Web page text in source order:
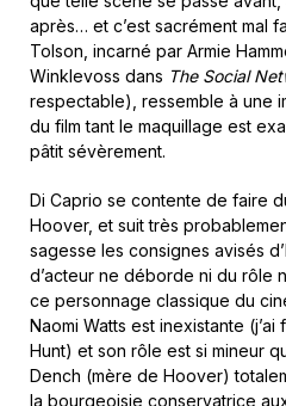
après… et c’est sacrément mal
Tolson, incarné par Armie
Winklevoss dans The Social
respectable), ressemble à une
du film tant le maquillage est
pâtit sévèrement.
Di Caprio se contente de faire
Hoover, et suit très
sagesse les consignes avisés
d’acteur ne déborde ni du rôle
ce personnage classique du
Naomi Watts est inexistante
Hunt) et son rôle est si mineur
Dench (mère de Hoover)
la bourgeoisie conservatrice